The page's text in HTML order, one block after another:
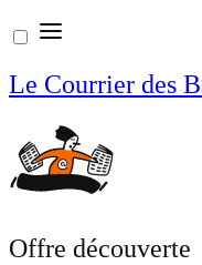
Aller
au
contenu
Le Courrier des
Offre découverte